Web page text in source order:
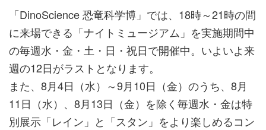
「DinoScience 恐竜科学博」では、18時～21時の間
に来場できる「ナイトミュージアム」を実施期間中
の毎週水・金・土・日・祝日で開催中。いよいよ来
週の12日がラストとなります。
また、8月4日（水）～9月10日（金）のうち、8月
11日（水）、8月13日（金）を除く毎週水・金は特
別展示「レイン」と「スタン」をより楽しめるコン